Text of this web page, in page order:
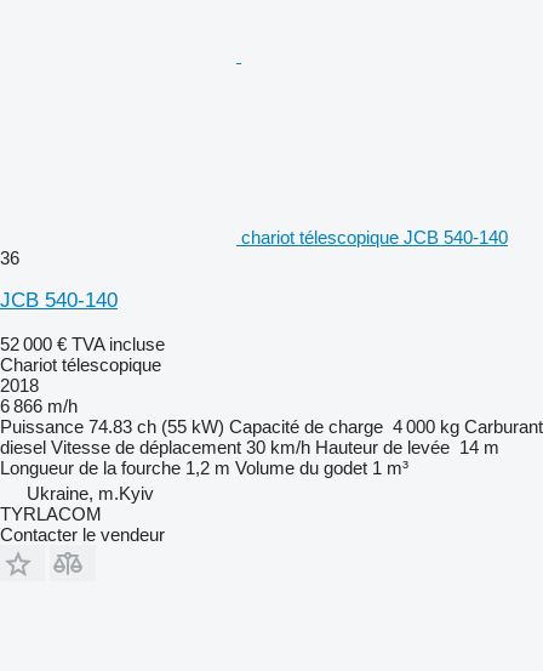
chariot télescopique JCB 540-140
36
JCB 540-140
52 000 € TVA incluse
Chariot télescopique
2018
6 866 m/h
Puissance 74.83 ch (55 kW) Capacité de charge 4 000 kg Carburant
diesel Vitesse de déplacement 30 km/h Hauteur de levée 14 m
Longueur de la fourche 1,2 m Volume du godet 1 m³
Ukraine, m.Kyiv
TYRLACOM
Contacter le vendeur